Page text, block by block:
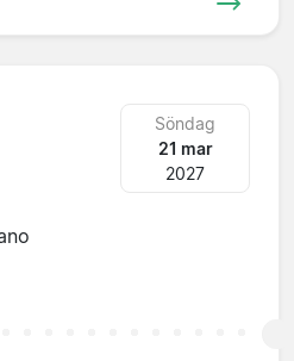
Söndag
21 mar
2027